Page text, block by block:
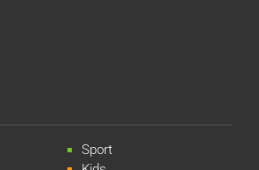
Sport